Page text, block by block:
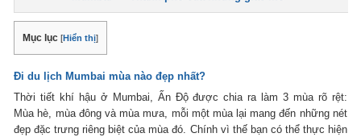
Mục lục [Hiển thị]
Đi du lịch Mumbai mùa nào đẹp nhất?
Thời tiết khí hậu ở Mumbai, Ấn Độ được chia ra làm 3 mùa rõ rệt:
Mùa hè, mùa đông và mùa mưa, mỗi một mùa lại mang đến những nét
đẹp đặc trưng riêng biệt của mùa đó. Chính vì thế bạn có thể thực hiện